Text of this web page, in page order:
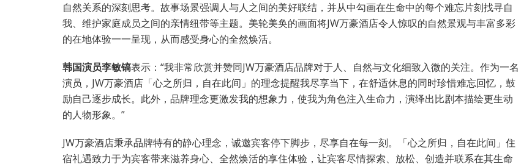
自然关系的深刻思考。故事场景强调人与人之间的美好联结，并从中勾画在生命中的每个难忘片刻找寻自
我、维护家庭成员之间的亲情纽带等主题。美轮美奂的画面将JW万豪酒店令人惊叹的自然景观与丰富多彩
的在地体验一一呈现，从而感受身心的全然焕活。
韩国演员李敏镐表示：“我非常欣赏并赞同JW万豪酒店品牌对于人、自然与文化细致入微的关注。作为一名
演员，JW万豪酒店「心之所归，自在此间」的理念提醒我尽享当下，在舒适休息的同时珍惜难忘回忆，鼓
励自己逐步成长。此外，品牌理念更激发我的想象力，使我为角色注入生命力，演绎出比剧本描绘更生动
的人物形象。”
JW万豪酒店秉承品牌特有的静心理念，诚邀宾客停下脚步，尽享自在每一刻。「心之所归，自在此间」住
宿礼遇致力于为宾客带来滋养身心、全然焕活的享住体验，让宾客尽情探索、放松、创造并联系在其生命